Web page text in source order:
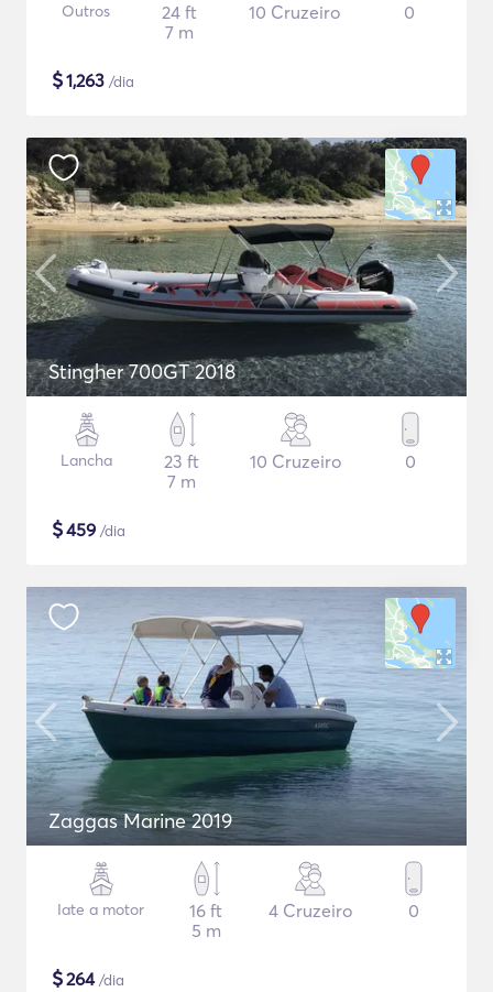
Outros
24 ft
7 m
10 Cruzeiro 0
$1,263 /dia
Stingher 700GT 2018
Lancha
23 ft
7 m
10 Cruzeiro 0
$459 /dia
Zaggas Marine 2019
Iate a motor
16 ft
5 m
4 Cruzeiro 0
$264/dia